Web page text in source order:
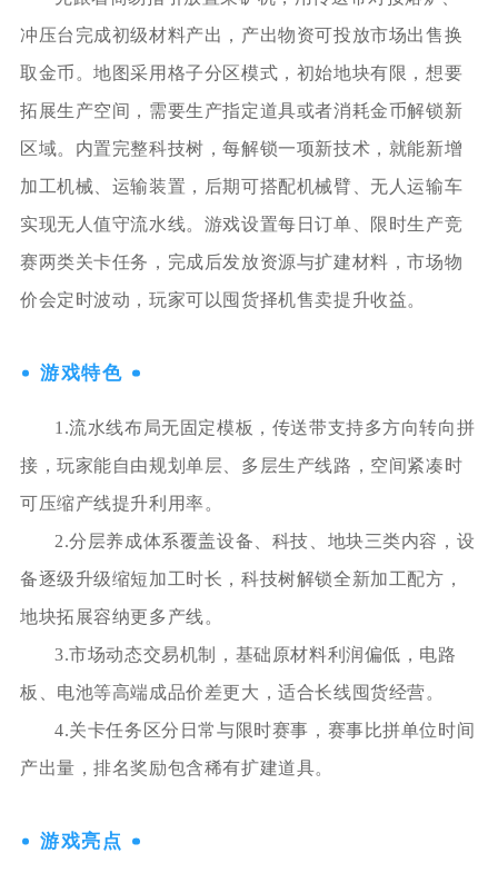
冲压台完成初级材料产出，产出物资可投放市场出售换
取金币。地图采用格子分区模式，初始地块有限，想要
拓展生产空间，需要生产指定道具或者消耗金币解锁新
区域。内置完整科技树，每解锁一项新技术，就能新增
加工机械、运输装置，后期可搭配机械臂、无人运输车
实现无人值守流水线。游戏设置每日订单、限时生产竞
赛两类关卡任务，完成后发放资源与扩建材料，市场物
价会定时波动，玩家可以囤货择机售卖提升收益。
游戏特色
1.流水线布局无固定模板，传送带支持多方向转向拼
接，玩家能自由规划单层、多层生产线路，空间紧凑时
可压缩产线提升利用率。
2.分层养成体系覆盖设备、科技、地块三类内容，设
备逐级升级缩短加工时长，科技树解锁全新加工配方，
地块拓展容纳更多产线。
3.市场动态交易机制，基础原材料利润偏低，电路
板、电池等高端成品价差更大，适合长线囤货经营。
4.关卡任务区分日常与限时赛事，赛事比拼单位时间
产出量，排名奖励包含稀有扩建道具。
游戏亮点